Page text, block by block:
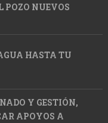
POZO NUEVOS
HASTA TU
Y GESTIÓN,
APOYOS A